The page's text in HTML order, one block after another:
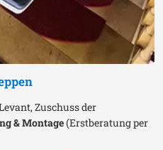
Zuschuss der
& Montage(Erstberatung per